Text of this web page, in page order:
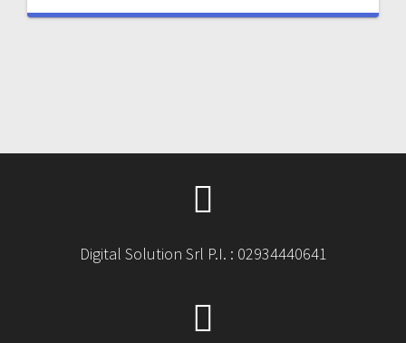
Digital Solution Srl P.I. : 02934440641